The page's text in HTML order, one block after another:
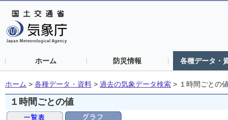
ホーム 防災情報 各種データ・
ホーム > 各種データ・資料 > 過去の気象データ検索 > １時間ごとの
１時間ごとの値